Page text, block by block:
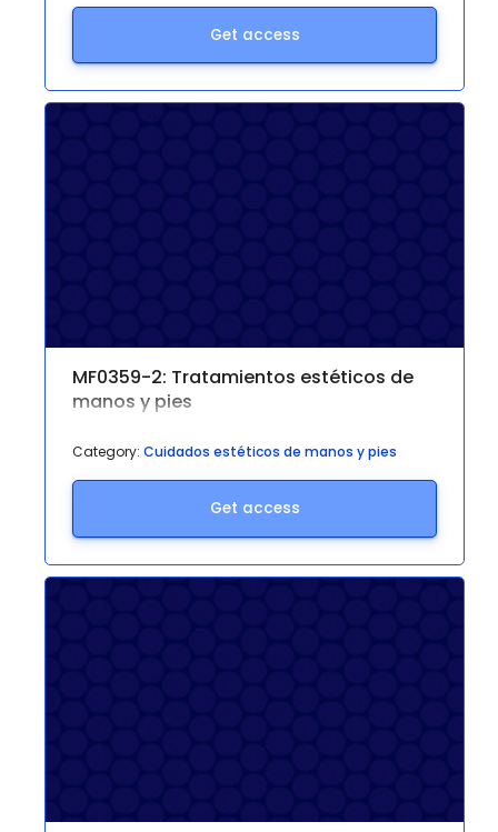
Get access
MF0359-2: Tratamientos estéticos de
manos y pies
Category: Cuidados estéticos de manos y pies
Get access